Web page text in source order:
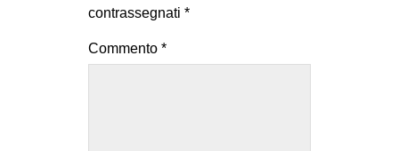
contrassegnati *
Commento *